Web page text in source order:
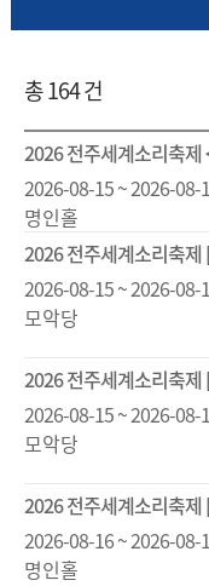
총 164 건
2026 전주세계소리축
2026-08-15 ~ 2026-08-
명인홀
2026 전주세계소리축
2026-08-15 ~ 2026-08-
모악당
2026 전주세계소리축
2026-08-15 ~ 2026-08-
모악당
2026 전주세계소리축제
2026-08-16 ~ 2026-08-
명인홀